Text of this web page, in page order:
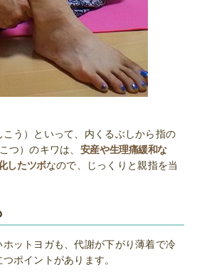
う）といって、内くるぶしから指の
つ）のキワは、 安産や生理痛緩和な
したツボなので、じっくりと親指を当
ットヨガも、代謝が下がり薄着で冷
ポイントがあります。